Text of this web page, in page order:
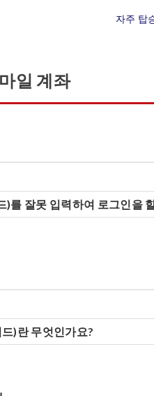
자주 탑
일 계좌
)를 잘못 입력하여 로그인을
)란 무엇인가요?